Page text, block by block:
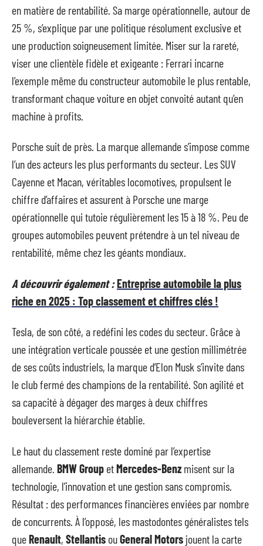
en matière de rentabilité. Sa marge opérationnelle, autour de
25 %, s’explique par une politique résolument exclusive et
une production soigneusement limitée. Miser sur la rareté,
viser une clientèle fidèle et exigeante : Ferrari incarne
l’exemple même du constructeur automobile le plus rentable,
transformant chaque voiture en objet convoité autant qu’en
machine à profits.
Porsche suit de près. La marque allemande s’impose comme
l’un des acteurs les plus performants du secteur. Les SUV
Cayenne et Macan, véritables locomotives, propulsent le
chiffre d’affaires et assurent à Porsche une marge
opérationnelle qui tutoie régulièrement les 15 à 18 %. Peu de
groupes automobiles peuvent prétendre à un tel niveau de
rentabilité, même chez les géants mondiaux.
A découvrir également :Entreprise automobile la plus
riche en 2025 : Top classement et chiffres clés !
Tesla, de son côté, a redéfini les codes du secteur. Grâce à
une intégration verticale poussée et une gestion millimétrée
de ses coûts industriels, la marque d’Elon Musk s’invite dans
le club fermé des champions de la rentabilité. Son agilité et
sa capacité à dégager des marges à deux chiffres
bouleversent la hiérarchie établie.
Le haut du classement reste dominé par l’expertise
allemande. BMW Group etMercedes-Benz misent sur la
technologie, l’innovation et une gestion sans compromis.
Résultat : des performances financières enviées par nombre
de concurrents. À l’opposé, les mastodontes généralistes tels
queRenault, Stellantis ouGeneral Motors jouent la carte